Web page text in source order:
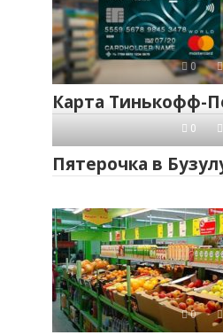
0
Карта Тинькофф-
0
Пятерочка в
0